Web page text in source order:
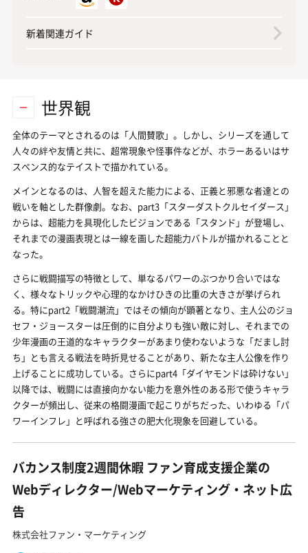
新着関連ガイド
世界観
全体のテーマとされるのは「人間賛歌」。しかし、シリーズを通して
人々の絆や友情と共に、超常現象や怪事件などが、ホラーあるいはサ
スペンス的なテイストで描かれている。
メインとなるのは、人智を超えた能力による、正義と邪悪な者達との
戦いを軸とした群像劇。なお、part3「スターダストクルセイダース」
からは、超能力を具現化したビジョンである「スタンド」が登場し、
それまでの漫画表現とは一線を画した超能力バトルが描かれることと
なった。
さらに戦闘描写の特徴として、単なるパワーのぶつかり合いではな
く、様々なトリックや心理的なかけひきの比重の大きさが挙げられ
る。特にpart2「戦闘潮流」ではその傾向が顕著となり、主人公のジョ
セフ・ジョースターは圧倒的に自分よりも強い敵に対し、それまでの
少年漫画の王道的なキャラクターがあまり使わないような「だまし討
ち」とも言える戦法を時折見せることがあり、新たな主人公像を作り
上げることに成功している。さらにpart4「ダイヤモンドは砕けない」
以降では、戦闘には直接向かない能力を意外性のある形で使うキャラ
クターが頻出し、従来の格闘漫画で起こりがちだった、いわゆる「パ
ワーインフレ」と呼ばれる強さの肥大化現象を回避している。
バカンス制度2週間休暇 ファン育成支援企業の
Webディレクター/Webマーケティング・ネット広
告
株式会社ファン・マーケティング